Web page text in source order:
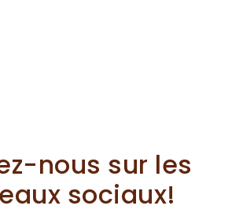
nous sur les
sociaux!